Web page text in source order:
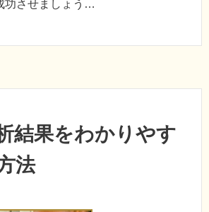
功させましょう…
結果をわかりやす
法